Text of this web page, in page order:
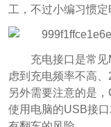
工，不过小编习惯定
充电接口是常
虑到充电频率不高
另外需要注意的是
使用电脑的USB接